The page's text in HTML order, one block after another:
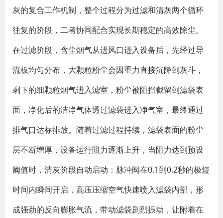
灰的复合工作机制，整个过程分为过滤和清灰两个循环
往复的阶段，二者协同配合实现长期稳定的高效除尘。
在过滤阶段，含尘烟气从进风口进入设备后，先经过导
流板均匀分布，大颗粒粉尘会因重力直接沉降到灰斗，
剩下的细颗粒烟气进入滤室，粉尘被阻挡截留到滤袋表
面，净化后的洁净气体透过滤袋进入净气室，最终通过
排气口达标排放。随着过滤过程持续，滤袋表面的粉尘
层不断增厚，设备运行阻力逐渐上升，当阻力达到预设
阈值时，清灰阶段自动启动：脉冲阀在0.1到0.2秒的极短
时间内瞬间开启，高压压缩空气快速喷入滤袋内部，形
成强劲的反向膨胀气流，带动滤袋剧烈振动，让附着在